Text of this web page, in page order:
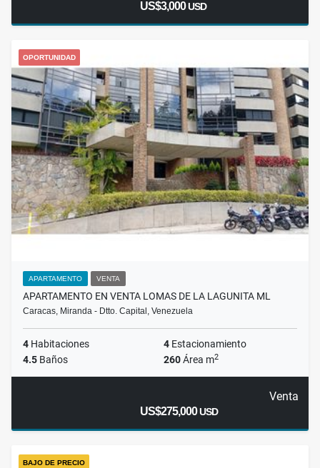
US$3,000USD
OPORTUNIDAD
APARTAMENTO VENTA
APARTAMENTO EN VENTA LOMAS DE LA LAGUNITA ML
Caracas, Miranda - Dtto. Capital, Venezuela
4 Habitaciones 4 Estacionamiento
4.5 Baños 260Área m2
Venta
US$275,000USD
BAJO DE PRECIO